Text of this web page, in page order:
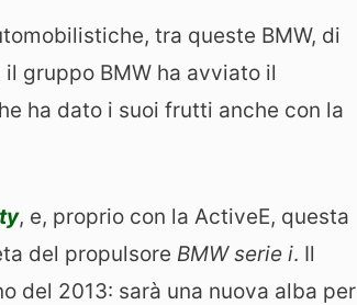
tra queste BMW, di
gruppo BMW ha avviato il
ha dato i suoi frutti anche con la
, e, proprio con la ActiveE, questa
del propulsore BMW serie i. Il
del 2013: sarà una nuova alba per